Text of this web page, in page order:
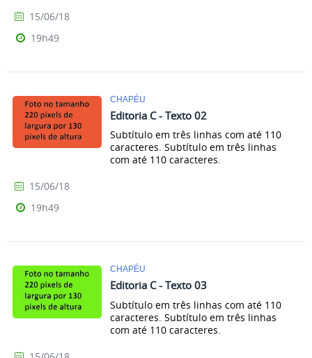
15/06/18
19h49
CHAPÉU
Editoria C - Texto 02
Subtítulo em três linhas com até 110
caracteres. Subtítulo em três linhas
com até 110 caracteres.
15/06/18
19h49
CHAPÉU
Editoria C - Texto 03
Subtítulo em três linhas com até 110
caracteres. Subtítulo em três linhas
com até 110 caracteres.